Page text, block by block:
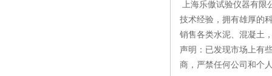
上海乐傲试验仪器有限
技术经验，拥有雄厚的
销售各类水泥、混凝土
声明：已发现市场上有
商，严禁任何公司和个